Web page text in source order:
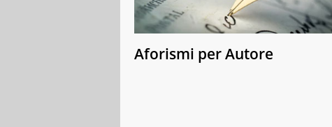
Aforismi per Autore